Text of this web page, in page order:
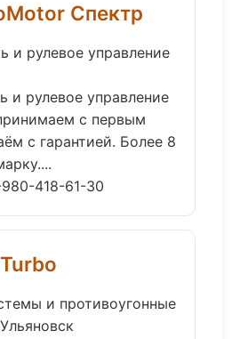
Спектр
и рулевое управление
и рулевое управление
с первым
с гарантией. Более 8
418-61-30
и противоугонные